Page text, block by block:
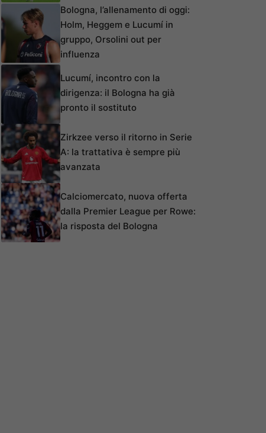
Bologna, l’allenamento di oggi:
Holm, Heggem e Lucumí in
gruppo, Orsolini out per
influenza
Lucumí, incontro con la
dirigenza: il Bologna ha già
pronto il sostituto
Zirkzee verso il ritorno in Serie
A: la trattativa è sempre più
avanzata
Calciomercato, nuova offerta
dalla Premier League per Rowe:
la risposta del Bologna